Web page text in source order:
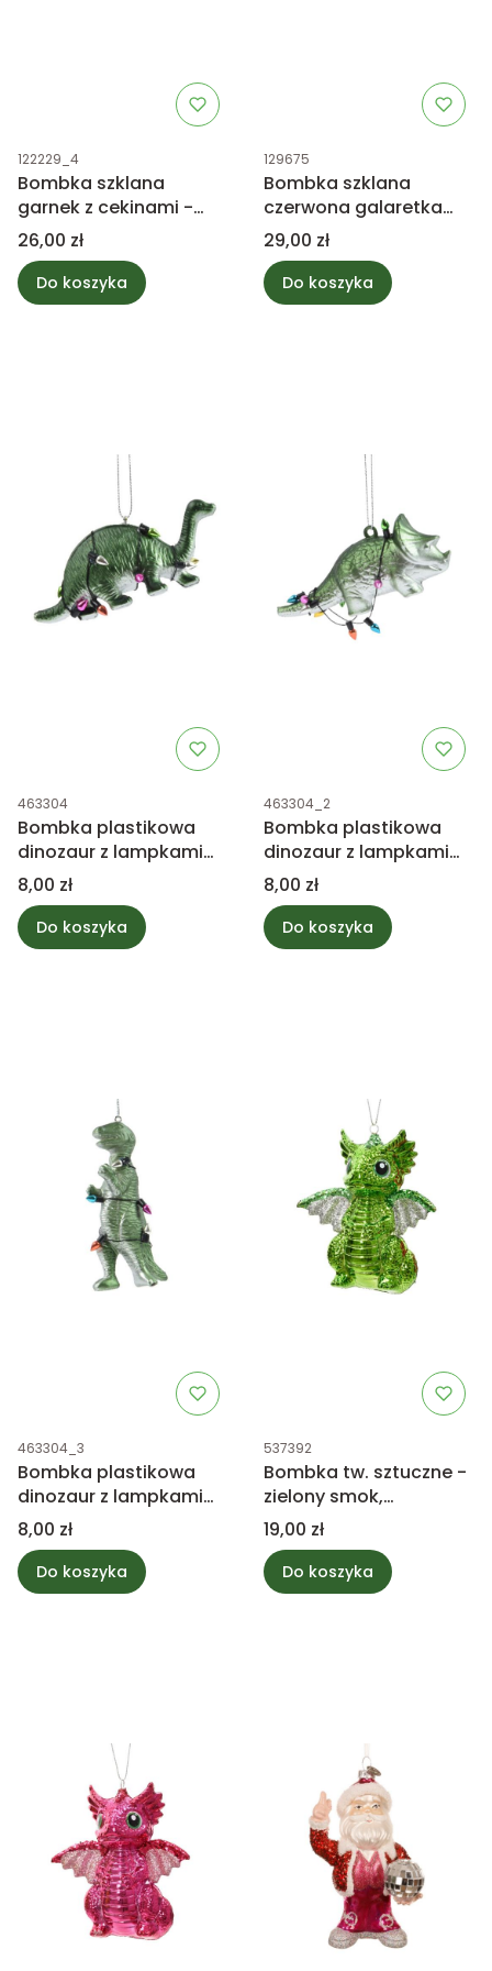
Kod produktu
122229_4
Bombka szklana
garnek z cekinami -
złote 11cm
Cena
26,00 zł
Do koszyka
Kod produktu
129675
Bombka szklana
czerwona galaretka
świąteczna
Cena
29,00 zł
Do koszyka
Kod produktu
463304
Bombka plastikowa
dinozaur z lampkami
10,5cm
Cena
8,00 zł
Do koszyka
Kod produktu
463304_2
Bombka plastikowa
dinozaur z lampkami
10,5cm
Cena
8,00 zł
Do koszyka
Kod produktu
463304_3
Bombka plastikowa
dinozaur z lampkami
10,5cm
Cena
8,00 zł
Do koszyka
Kod produktu
537392
Bombka tw. sztuczne -
zielony smok,
brokatowy 10cm
Cena
19,00 zł
Do koszyka